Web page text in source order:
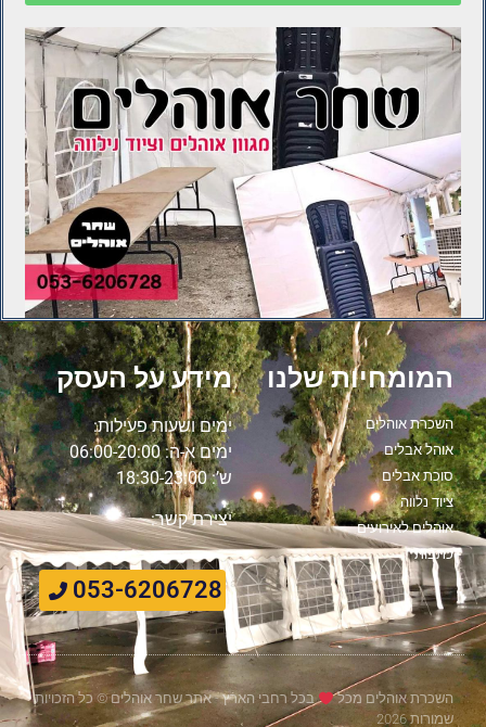
המומחיות שלנו
השכרת אוהלים
אוהל אבלים
סוכת אבלים
ציוד נלווה
אוהלים לאירועים
כתבות
מידע על העסק
ימים ושעות פעילות:
ימים א-ה: 06:00-20:00
ש’: 18:30-23:00
יצירת קשר:
053-6206728
השכרת אוהלים מכל
בכל רחבי הארץ - אתר שחר אוהלים © כל הזכויות
שמורות 2026